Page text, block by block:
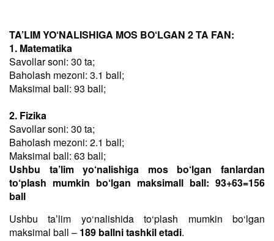
TA’LIM YO‘NALISHIGA MOS BO‘LGAN 2 TA FAN:
1. Matematika
Savollar soni: 30 ta;
Baholash mezoni: 3.1 ball;
Maksimal ball: 93 ball;
2. Fizika
Savollar soni: 30 ta;
Baholash mezoni: 2.1 ball;
Maksimal ball: 63 ball;
Ushbu ta’lim yo‘nalishiga mos bo‘lgan fanlardan
to‘plash mumkin bo‘lgan maksimall ball: 93+63=156
ball
Ushbu taʼlim yo‘nalishida to‘plash mumkin bo‘lgan
maksimal ball – 189 ballni tashkil etadi.